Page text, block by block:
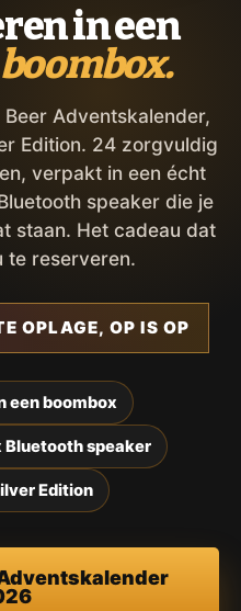
in een
Adventskalender,
Edition. 24 zorgvuldig
verpakt in een écht
speaker die je
staan. Het cadeau dat
reserveren.
OPLAGE, OP IS OP
een boombox
Bluetooth speaker
Edition